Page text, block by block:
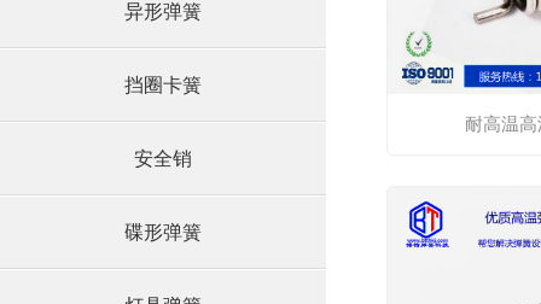
异形弹簧
挡圈卡簧
安全销
碟形弹簧
耐高温